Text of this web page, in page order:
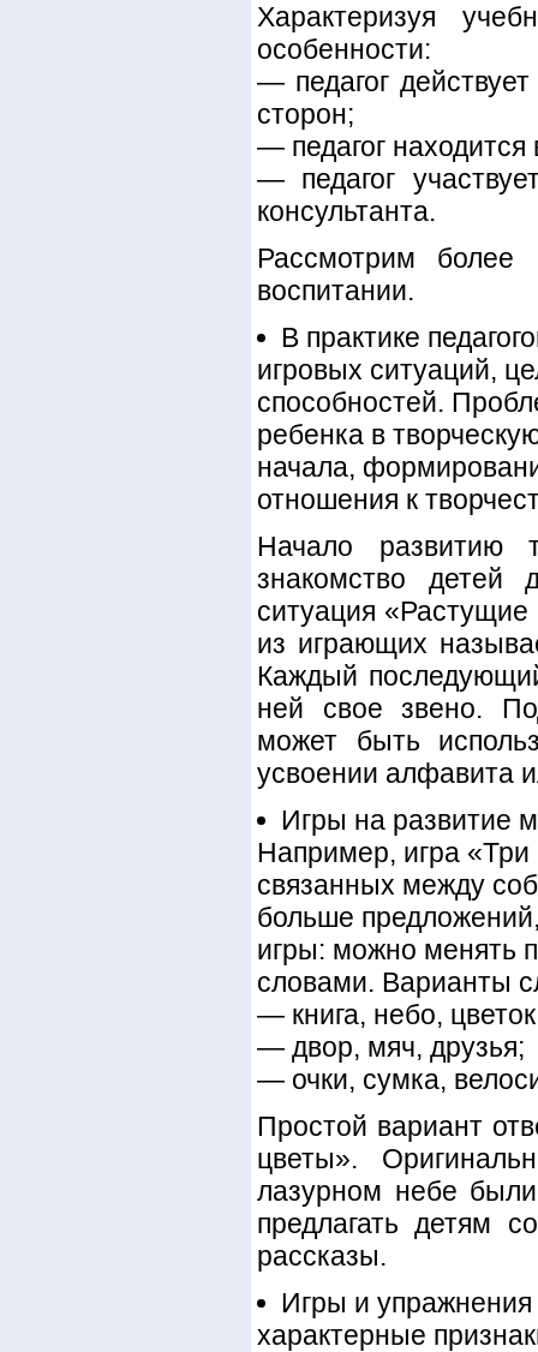
Характеризуя
особенности:
— педагог
сторон;
— педагог
— педагог
консультанта.
Рассмотрим более
воспитании.
В практике
игровых ситуаций,
способностей.
ребенка в
начала,
отношения к
Начало развитию
знакомство детей
ситуация «Растущие
из играющих
Каждый
ней свое звено.
может быть
усвоении алфавита
Игры на развитие
Например, игра «Три
связанных между
больше
игры: можно менять
словами. Варианты
— книга, небо,
— двор, мяч, друзья;
— очки, сумка,
Простой вариант
цветы».
лазурном небе
предлагать детям
рассказы.
Игры и
характерные